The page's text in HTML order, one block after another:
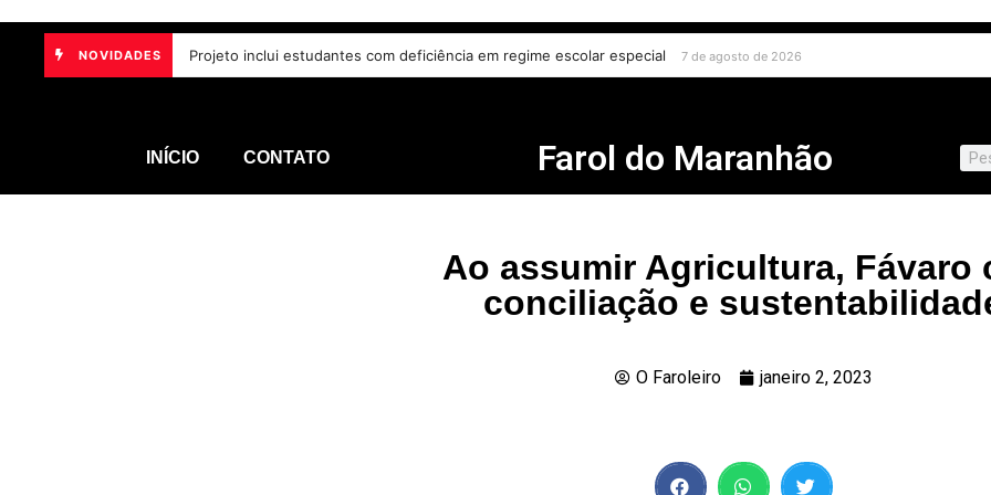
NOVIDADES Projeto inclui estudantes com deficiência em regime escolar especial 7 de agosto de 2026
e adolescentes e endurece punições 7 de agosto de 2026
INÍCIO CONTATO Farol do Maranhão
Ao assumir Agricultura, Fávaro
conciliação e
O Faroleiro janeiro 2, 2023